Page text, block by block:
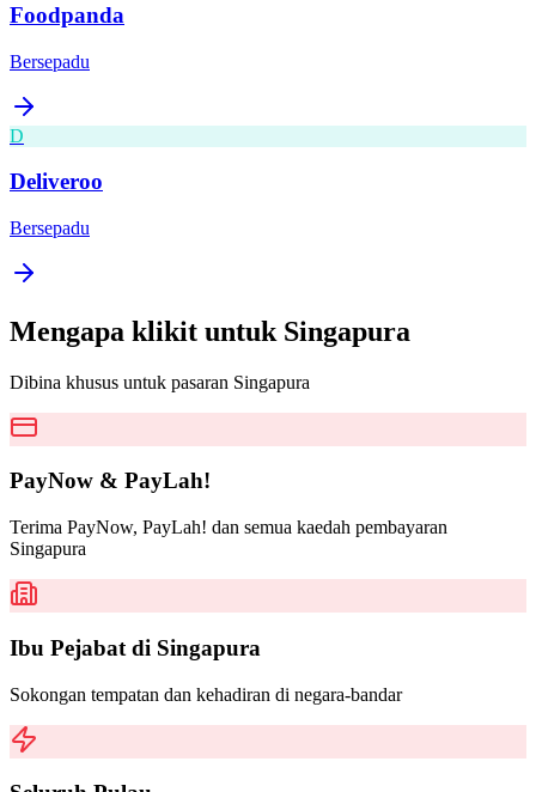
Foodpanda
Bersepadu
D
Deliveroo
Bersepadu
Mengapa klikit untuk Singapura
Dibina khusus untuk pasaran Singapura
PayNow & PayLah!
Terima PayNow, PayLah! dan semua kaedah pembayaran
Singapura
Ibu Pejabat di Singapura
Sokongan tempatan dan kehadiran di negara-bandar